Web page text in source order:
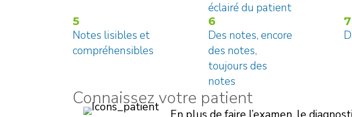
éclairé du patient
5
Notes lisibles et
compréhensibles
6
Des notes, encore
des notes,
toujours des
notes
7
Connaissez votre patient